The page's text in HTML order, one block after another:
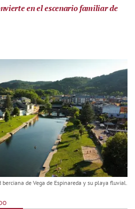
en el escenario familiar de
berciana de Vega de Espinareda y su playa fluvial.